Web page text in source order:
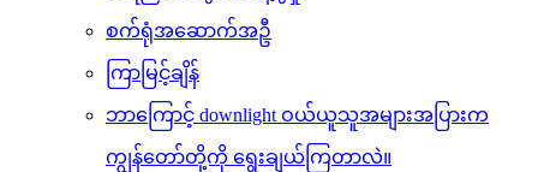
စက်ရုံအဆောက်အဦ
ကြာမြင့်ချိန်
ဘာကြောင့် downlight ဝယ်ယူသူအများအပြားက
ကျွန်တော်တို့ကို ရွေးချယ်ကြတာလဲ။